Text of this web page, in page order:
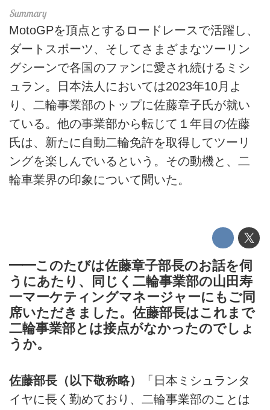
MotoGPを頂点とするロードレースで活躍し、
ダートスポーツ、そしてさまざまなツーリン
グシーンで各国のファンに愛され続けるミシ
ュラン。日本法人においては2023年10月よ
り、二輪事業部のトップに佐藤章子氏が就い
ている。他の事業部から転じて１年目の佐藤
氏は、新たに自動二輪免許を取得してツーリ
ングを楽しんでいるという。その動機と、二
輪車業界の印象について聞いた。
━━このたびは佐藤章子部長のお話を伺
うにあたり、同じく二輪事業部の山田寿
一マーケティングマネージャーにもご同
席いただきました。佐藤部長はこれまで
二輪事業部とは接点がなかったのでしょ
うか。
佐藤部長（以下敬称略）
「日本ミシュランタ
イヤに長く勤めており、二輪事業部のことは